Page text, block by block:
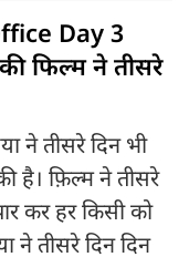
Day 3
फिल्म ने तीसरे
ने तीसरे दिन भी
है। फ़िल्म ने तीसरे
कर हर किसी को
ने तीसरे दिन दिन